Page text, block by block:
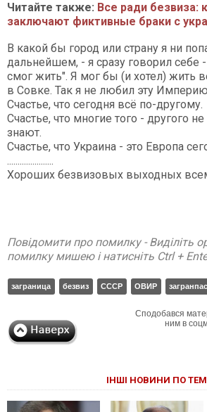
Читайте также: Все ради безвиза:
заключают фиктивные браки с
В какой бы город или страну я ни
дальнейшем, - я сразу говорил себе
смог жить". Я мог бы (и хотел) жить
в Совке. Так я не любил эту
Счастье, что сегодня всё по-другому.
Счастье, что многие того - другого
знают.
Счастье, что Украина - это Европа
......................
Хороших безвизовых выходных
Повідомити про помилку - Виділіть
помилку мишею і натисніть Ctrl +
заграница безвиз СССР ОВИР
Сподобався
ним в
ІНШІ НОВИНИ ПО